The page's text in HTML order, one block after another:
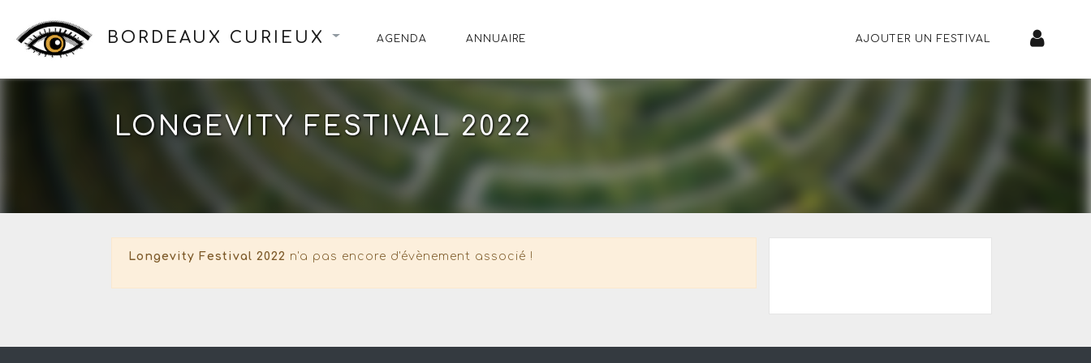
BORDEAUX CURIEUX AGENDA ANNUAIRE AJOUTER UN FESTIVAL
LONGEVITY FESTIVAL 2022
Longevity Festival 2022 n'a pas encore d'évènement associé !